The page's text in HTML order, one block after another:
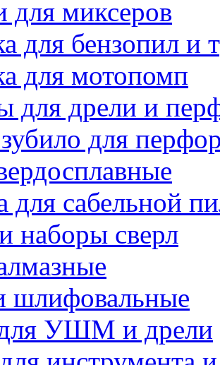
для миксеров
для бензопил и
для мотопомп
для дрели и
для
для сабельной
наборы сверл
шлифовальные
УШМ и дрели